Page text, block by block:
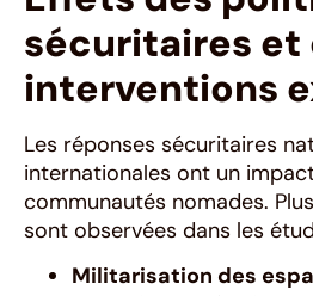
sécuritaires et
interventions
Les réponses sécuritaires
internationales ont un
communautés nomades.
sont observées dans les
Militarisation des